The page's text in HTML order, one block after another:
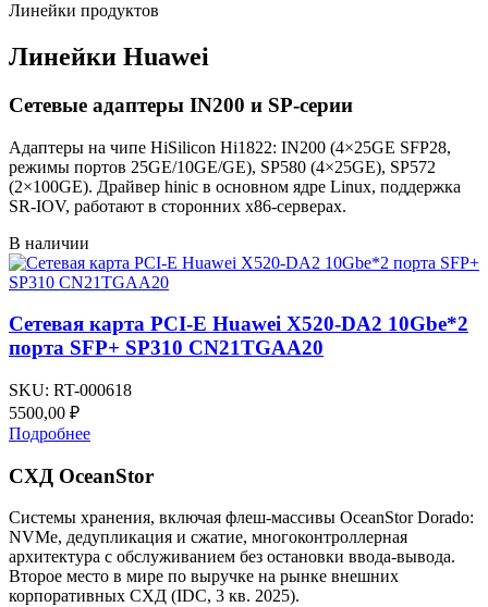
Линейки продуктов
Линейки Huawei
Сетевые адаптеры IN200 и SP-серии
Адаптеры на чипе HiSilicon Hi1822: IN200 (4×25GE SFP28,
режимы портов 25GE/10GE/GE), SP580 (4×25GE), SP572
(2×100GE). Драйвер hinic в основном ядре Linux, поддержка
SR-IOV, работают в сторонних x86-серверах.
В наличии
Сетевая карта PCI-E Huawei X520-DA2 10Gbe*2
порта SFP+ SP310 CN21TGAA20
SKU: RT-000618
5500,00 ₽
Подробнее
СХД OceanStor
Системы хранения, включая флеш-массивы OceanStor Dorado:
NVMe, дедупликация и сжатие, многоконтроллерная
архитектура с обслуживанием без остановки ввода-вывода.
Второе место в мире по выручке на рынке внешних
корпоративных СХД (IDC, 3 кв. 2025).